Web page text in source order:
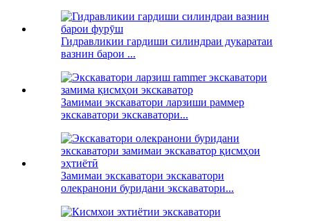
Гидравликии гардиши силиндраи дукаратаи
вазнин барои ...
Замимаи экскаватори ларзиши раммер
экскаватори экскаватори...
Замимаи экскаватори экскаватори
олекранони буридани экскаватори...